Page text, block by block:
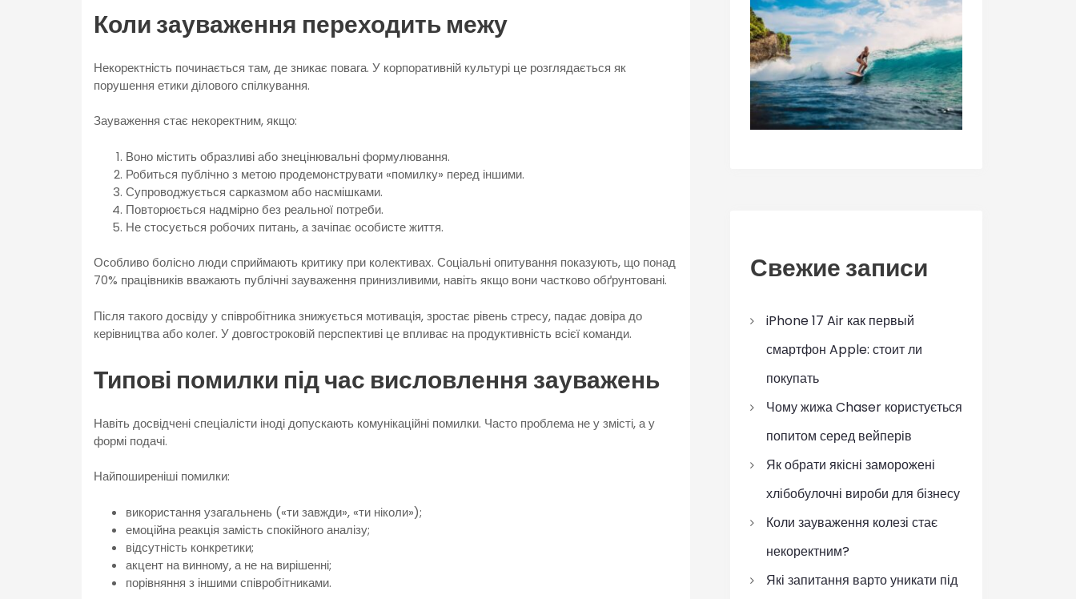
Коли зауваження переходить межу
Некоректність починається там, де зникає повага. У корпоративній культурі це розглядається як
порушення етики ділового спілкування.
Зауваження стає некоректним, якщо:
Воно містить образливі або знецінювальні формулювання.
Робиться публічно з метою продемонструвати «помилку» перед іншими.
Супроводжується сарказмом або насмішками.
Повторюється надмірно без реальної потреби.
Не стосується робочих питань, а зачіпає особисте життя.
Особливо болісно люди сприймають критику при колективах. Соціальні опитування показують, що понад
70% працівників вважають публічні зауваження принизливими, навіть якщо вони частково обґрунтовані.
Після такого досвіду у співробітника знижується мотивація, зростає рівень стресу, падає довіра до
керівництва або колег. У довгостроковій перспективі це впливає на продуктивність всієї команди.
Типові помилки під час висловлення зауважень
Навіть досвідчені спеціалісти іноді допускають комунікаційні помилки. Часто проблема не у змісті, а у
формі подачі.
Найпоширеніші помилки:
використання узагальнень («ти завжди», «ти ніколи»);
емоційна реакція замість спокійного аналізу;
відсутність конкретики;
акцент на винному, а не на вирішенні;
порівняння з іншими співробітниками.
Свежие записи
iPhone 17 Air как первый
смартфон Apple: стоит ли
покупать
Чому жижа Chaser користується
попитом серед вейперів
Як обрати якісні заморожені
хлібобулочні вироби для бізнесу
Коли зауваження колезі стає
некоректним?
Які запитання варто уникати під